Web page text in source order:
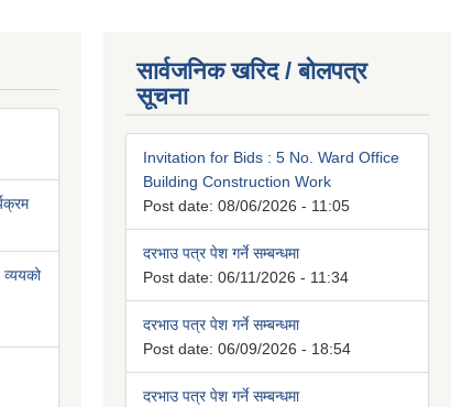
सार्वजनिक खरिद / बोलपत्र
सूचना
Invitation for Bids : 5 No. Ward Office
Building Construction Work
Post date: 08/06/2026 - 11:05
दरभाउ पत्र पेश गर्ने सम्बन्धमा
Post date: 06/11/2026 - 11:34
दरभाउ पत्र पेश गर्ने सम्बन्धमा
Post date: 06/09/2026 - 18:54
दरभाउ पत्र पेश गर्ने सम्बन्धमा